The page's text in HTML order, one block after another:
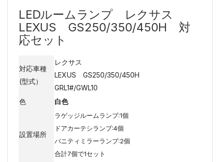
LEDルームランプ レクサス
LEXUS GS250/350/450H 対
応セット
対応車種
(型式）
レクサス
LEXUS GS250/350/450H
GRL1#/GWL10
色
白色
設置場所
ラゲッジルームランプ:1個
ドアカーテシランプ:4個
バニティミラーランプ:2個
合計7個で1セット